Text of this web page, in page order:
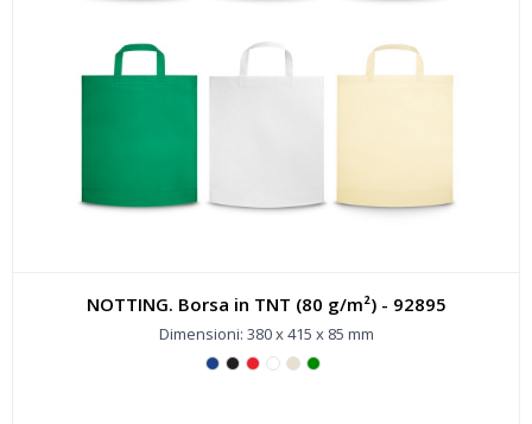
NOTTING. Borsa in TNT (80 g/m²) - 92895
Dimensioni: 380 x 415 x 85 mm